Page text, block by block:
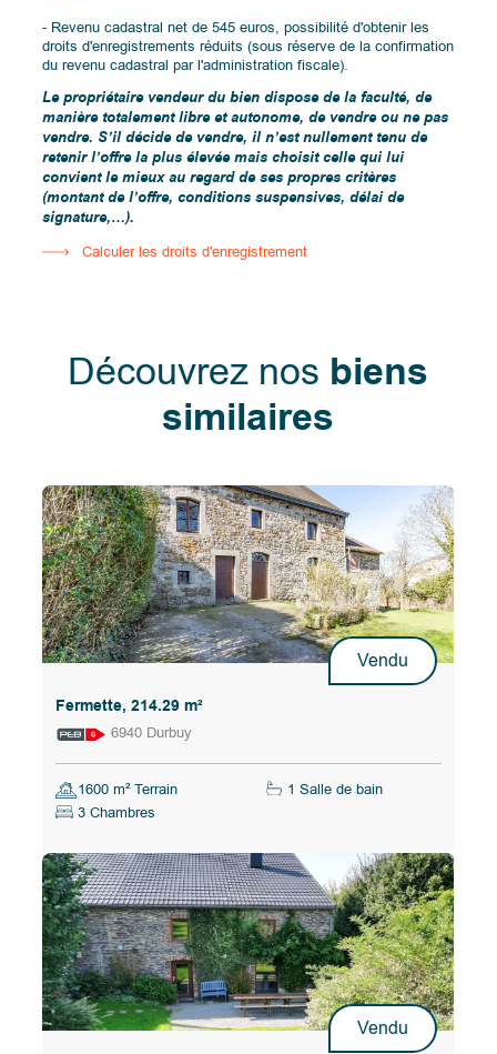
- Revenu cadastral net de 545 euros, possibilité d'obtenir les
droits d'enregistrements réduits (sous réserve de la confirmation
du revenu cadastral par l'administration fiscale).
Le propriétaire vendeur du bien dispose de la faculté, de
manière totalement libre et autonome, de vendre ou ne pas
vendre. S’il décide de vendre, il n’est nullement tenu de
retenir l’offre la plus élevée mais choisit celle qui lui
convient le mieux au regard de ses propres critères
(montant de l’offre, conditions suspensives, délai de
signature,…).
Calculer les droits d'enregistrement
Découvrez nos biens
similaires
Vendu
Fermette, 214.29 m²
6940 Durbuy
1600 m² Terrain
1 Salle de bain
3 Chambres
Vendu